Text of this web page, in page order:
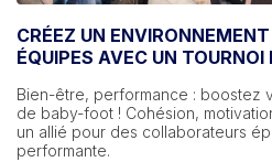
CRÉEZ UN
ÉQUIPES AVEC UN
Bien-être, performance : boostez
de baby-foot ! Cohésion,
un allié pour des collaborateurs
performante.